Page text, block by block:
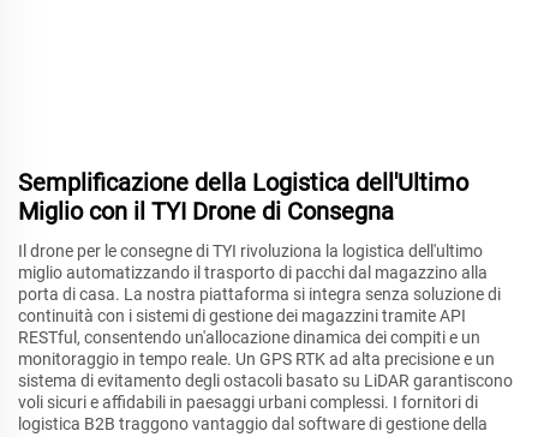
Semplificazione della Logistica dell'Ultimo
Miglio con il TYI Drone di Consegna
Il drone per le consegne di TYI rivoluziona la logistica dell'ultimo
miglio automatizzando il trasporto di pacchi dal magazzino alla
porta di casa. La nostra piattaforma si integra senza soluzione di
continuità con i sistemi di gestione dei magazzini tramite API
RESTful, consentendo un'allocazione dinamica dei compiti e un
monitoraggio in tempo reale. Un GPS RTK ad alta precisione e un
sistema di evitamento degli ostacoli basato su LiDAR garantiscono
voli sicuri e affidabili in paesaggi urbani complessi. I fornitori di
logistica B2B traggono vantaggio dal software di gestione della